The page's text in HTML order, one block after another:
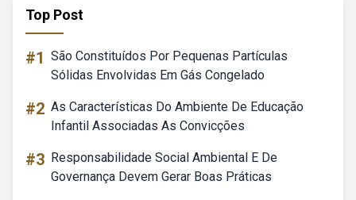
Top Post
#1 São Constituídos Por Pequenas Partículas
Sólidas Envolvidas Em Gás Congelado
#2 As Características Do Ambiente De Educação
Infantil Associadas As Convicções
#3 Responsabilidade Social Ambiental E De
Governança Devem Gerar Boas Práticas